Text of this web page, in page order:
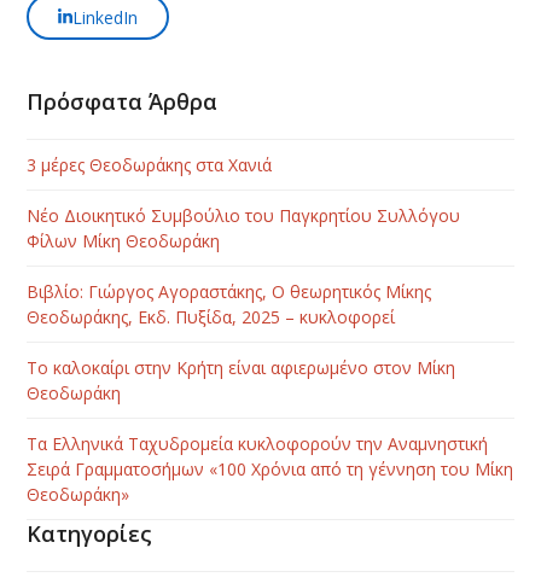
LinkedIn
Πρόσφατα Άρθρα
3 μέρες Θεοδωράκης στα Χανιά
Νέο Διοικητικό Συμβούλιο του Παγκρητίου Συλλόγου
Φίλων Μίκη Θεοδωράκη
Βιβλίο: Γιώργος Αγοραστάκης, Ο θεωρητικός Μίκης
Θεοδωράκης, Εκδ. Πυξίδα, 2025 – κυκλοφορεί
Το καλοκαίρι στην Κρήτη είναι αφιερωμένο στον Μίκη
Θεοδωράκη
Τα Ελληνικά Ταχυδρομεία κυκλοφορούν την Αναμνηστική
Σειρά Γραμματοσήμων «100 Χρόνια από τη γέννηση του Μίκη
Θεοδωράκη»
Κατηγορίες